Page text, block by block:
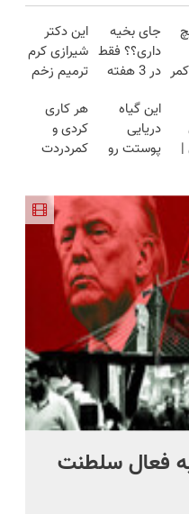
جای بخیه
داری؟؟ فقط
در 3 هفته
کن!😍
این دکتر
شیرازی کرم
ترمیم زخم
ساخت!!!
|
این گیاه
دریایی
پوستت رو
انگار20سال
جوون شدی
🔥لینک
خرید
هر کاری
کردی و
کمردردت
پرسشنامه و
دریافت راه
حل
فعال سلطنت